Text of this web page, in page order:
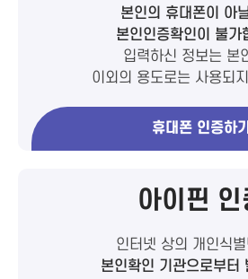
본인의 휴대폰이 아
본인인증확인이 불가
입력하신 정보는 본
이외의 용도로는 사용되
휴대폰 인증하기
아이핀 인
인터넷 상의 개인식
본인확인 기관으로부터